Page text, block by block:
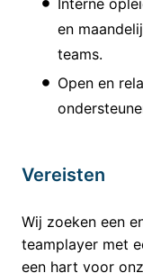
Interne
en
teams.
Open en
Vereisten
Wij zoeken een
teamplayer met
een hart voor